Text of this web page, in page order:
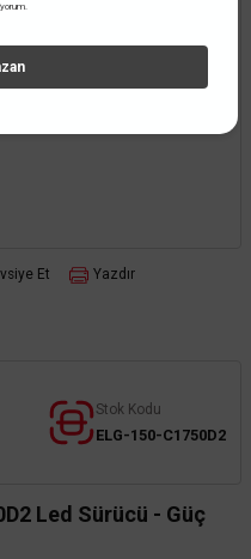
Et Yazdır
Stok Kodu
ELG-150-C1750D2
Led Sürücü - Güç